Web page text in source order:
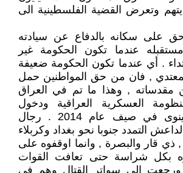
وتعرض القضية الفلسطينية الى
على سكانه بالدفاع عن سيادته
عندما تكون الحكومة غير
. أي عندما تكون الحكومة ضعيفة
, فان من حق المواطنين حمل
مقدساته , وهذا ما تم في العراق
العسكرية العراقية ودخول
داعش محافظة نينوى في صيف عام 2014 . رجال
التمدد جنوبا نحو بغداد وكربلاء
, ذي قار والبصرة , وانما اوقفوه على
بكل شراسة حتى تعافت القوات
ورجعت الى سواتر القتال وهم في